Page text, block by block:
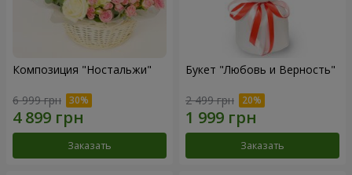
Композиция "Ностальжи"
6 999 грн
Заказать
Букет "Любовь и Верность"
2 499 грн
Заказать